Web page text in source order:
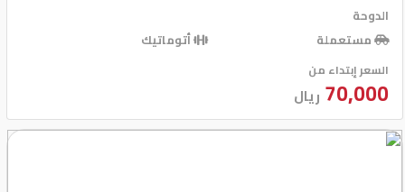
الدليل
القطري
الدوحة
مستعملة
أتوماتيك
السعر إبتداء من
70,000 ريال